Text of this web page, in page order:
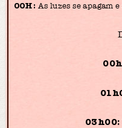
00H: As luzes se apagam
03h00: